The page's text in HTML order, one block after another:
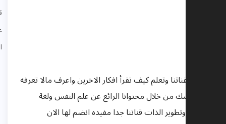
قنوات
النفس
انضم لقناتنا وتعلم كيف تقرأ افكار الاخرين واعرف مالا تعرفه
عن نفسك من خلال محتوانا الرائع عن علم النفس ولغة
الجسد وتطوير الذات قناتنا جدا مفيده انضم لها الان